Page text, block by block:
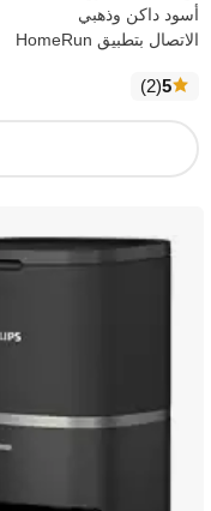
أسود داكن وذهبي
الاتصال بتطبيق HomeRun
5
(2 الآراء )